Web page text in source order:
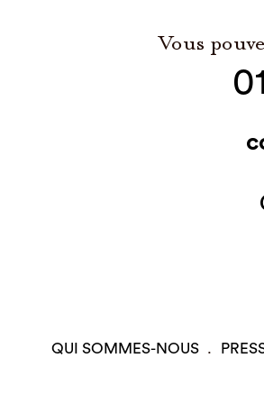
Vous
QUI SOMMES-NOUS